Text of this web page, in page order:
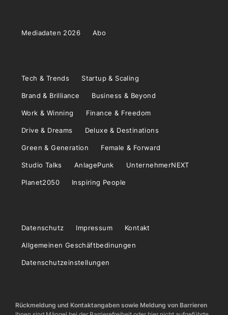
Mediadaten 2026 Abo
Tech & Trends Startup & Scaling
Brand & Brilliance Business & Beyond
Work & Winning Finance & Freedom
Drive & Dreams Deluxe & Destinations
Green & Generation Female & Forward
Studio Talks AnlagePunk UnternehmerNEXT
Planet2050 Inspiring People
Datenschutz Impressum Kontakt
Allgemeinen Geschäftbedinungen
Datenschutzeinstellungen
Rückmeldung und Kontaktangaben sowie Meldung von Barrieren